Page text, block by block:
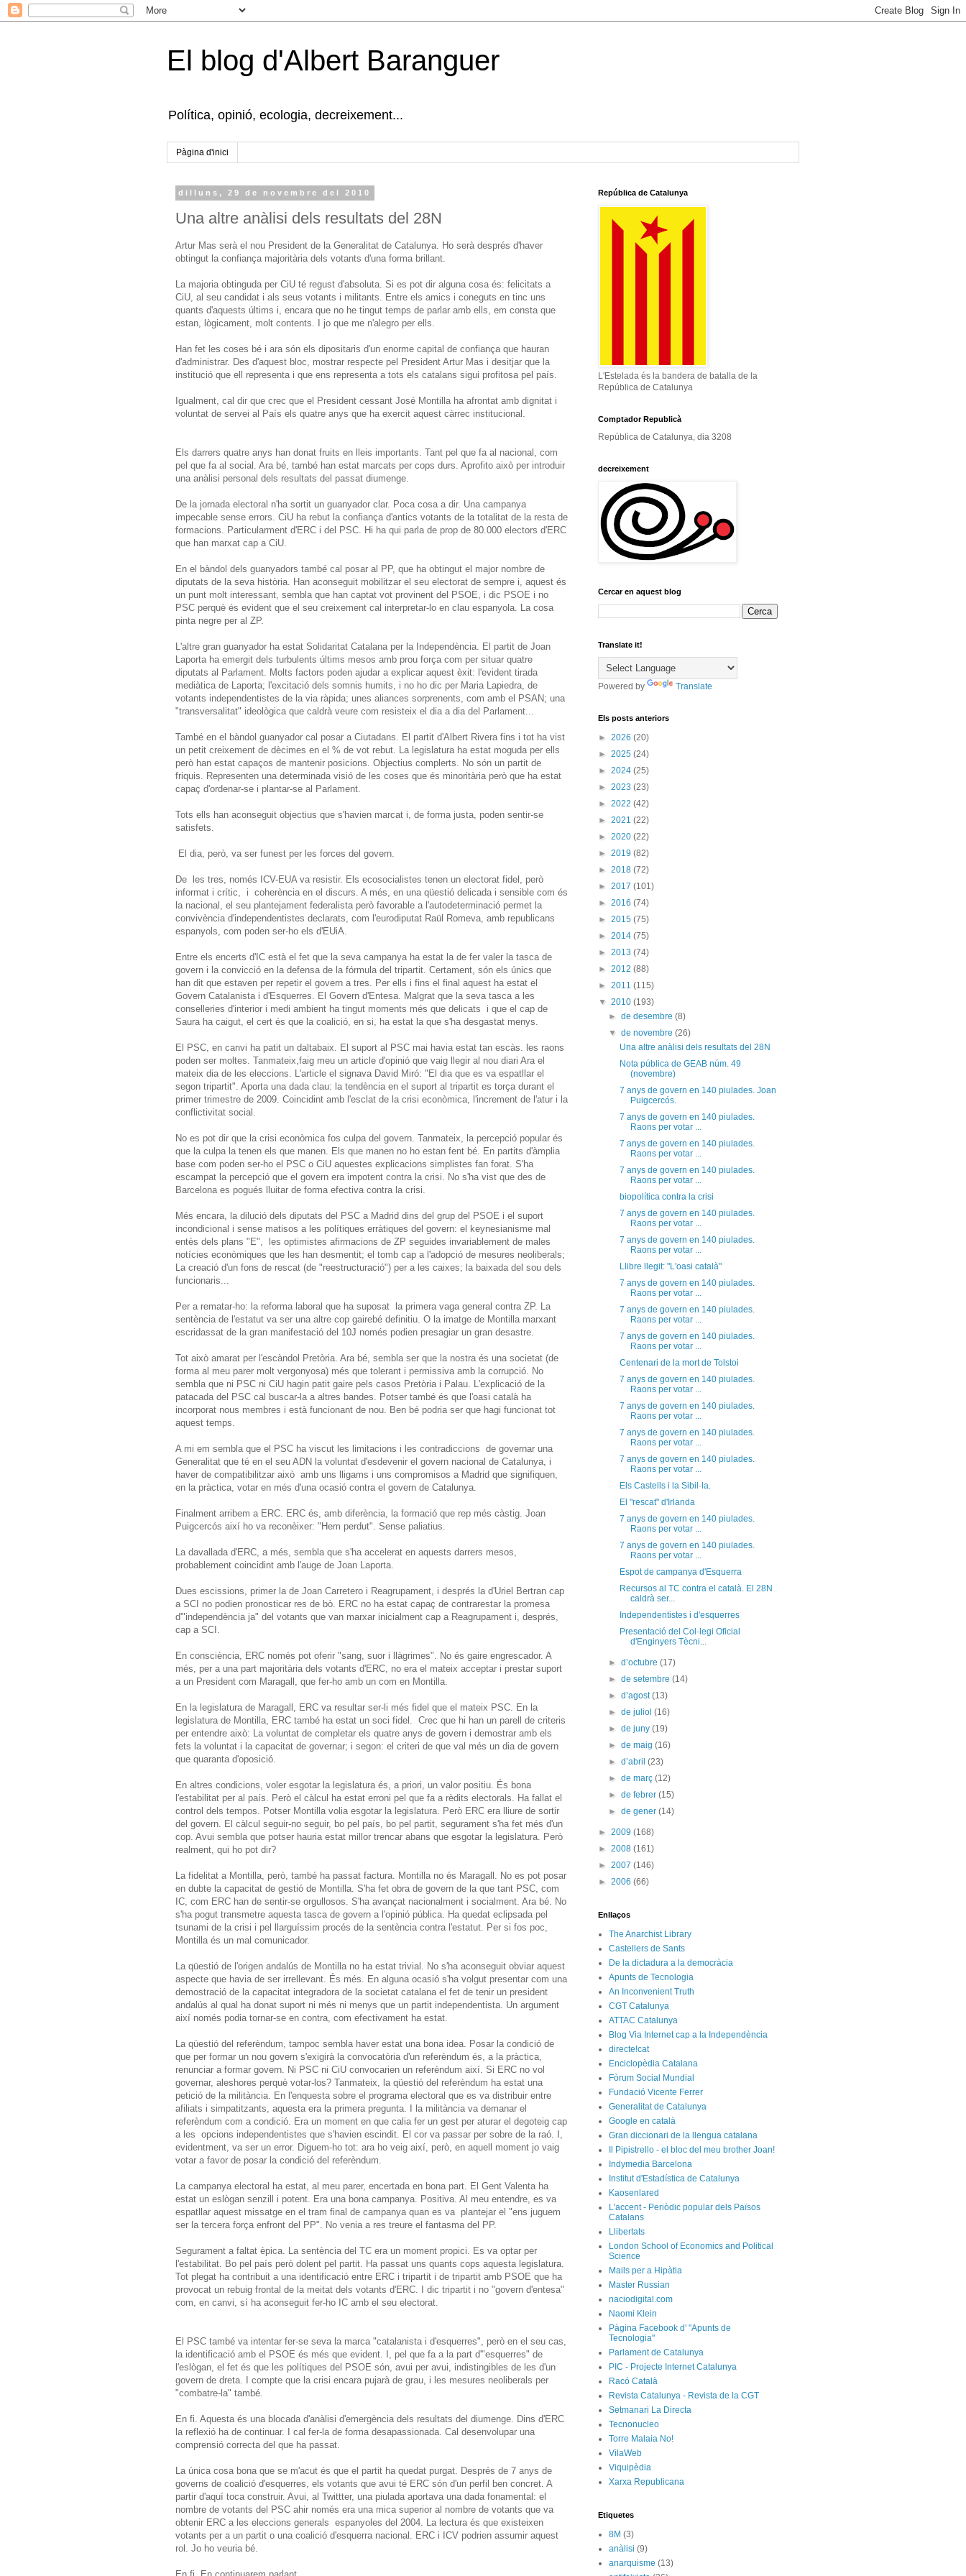
El blog d'Albert Baranguer
Política, opinió, ecologia, decreixement...
Pàgina d'inici
dilluns, 29 de novembre del 2010
Una altre anàlisi dels resultats del 28N
Artur Mas serà el nou President de la Generalitat de Catalunya. Ho serà després d'haver
obtingut la confiança majoritària dels votants d'una forma brillant.
La majoria obtinguda per CiU té regust d'absoluta. Si es pot dir alguna cosa és: felicitats a
CiU, al seu candidat i als seus votants i militants. Entre els amics i coneguts en tinc uns
quants d'aquests últims i, encara que no he tingut temps de parlar amb ells, em consta que
estan, lògicament, molt contents. I jo que me n'alegro per ells.
Han fet les coses bé i ara són els dipositaris d'un enorme capital de confiança que hauran
d'administrar. Des d'aquest bloc, mostrar respecte pel President Artur Mas i desitjar que la
institució que ell representa i que ens representa a tots els catalans sigui profitosa pel país.
Igualment, cal dir que crec que el President cessant José Montilla ha afrontat amb dignitat i
voluntat de servei al País els quatre anys que ha exercit aquest càrrec institucional.
Els darrers quatre anys han donat fruits en lleis importants. Tant pel que fa al nacional, com
pel que fa al social. Ara bé, també han estat marcats per cops durs. Aprofito això per introduir
una anàlisi personal dels resultats del passat diumenge.
De la jornada electoral n'ha sortit un guanyador clar. Poca cosa a dir. Una campanya
impecable sense errors. CiU ha rebut la confiança d'antics votants de la totalitat de la resta de
formacions. Particularment d'ERC i del PSC. Hi ha qui parla de prop de 80.000 electors d'ERC
que han marxat cap a CiU.
En el bàndol dels guanyadors també cal posar al PP, que ha obtingut el major nombre de
diputats de la seva història. Han aconseguit mobilitzar el seu electorat de sempre i, aquest és
un punt molt interessant, sembla que han captat vot provinent del PSOE, i dic PSOE i no
PSC perquè és evident que el seu creixement cal interpretar-lo en clau espanyola. La cosa
pinta negre per al ZP.
L'altre gran guanyador ha estat Solidaritat Catalana per la Independència. El partit de Joan
Laporta ha emergit dels turbulents últims mesos amb prou força com per situar quatre
diputats al Parlament. Molts factors poden ajudar a explicar aquest èxit: l'evident tirada
mediàtica de Laporta; l'excitació dels somnis humits, i no ho dic per Maria Lapiedra, de
votants independentistes de la via ràpida; unes aliances sorprenents, com amb el PSAN; una
"transversalitat" ideològica que caldrà veure com resisteix el dia a dia del Parlament...
També en el bàndol guanyador cal posar a Ciutadans. El partit d'Albert Rivera fins i tot ha vist
un petit creixement de dècimes en el % de vot rebut. La legislatura ha estat moguda per ells
però han estat capaços de mantenir posicions. Objectius complerts. No són un partit de
friquis. Representen una determinada visió de les coses que és minoritària però que ha estat
capaç d'ordenar-se i plantar-se al Parlament.
Tots ells han aconseguit objectius que s'havien marcat i, de forma justa, poden sentir-se
satisfets.
El dia, però, va ser funest per les forces del govern.
De les tres, només ICV-EUA va resistir. Els ecosocialistes tenen un electorat fidel, però
informat i crític, i coherència en el discurs. A més, en una qüestió delicada i sensible com és
la nacional, el seu plantejament federalista però favorable a l'autodeterminació permet la
convivència d'independentistes declarats, com l'eurodiputat Raül Romeva, amb republicans
espanyols, com poden ser-ho els d'EUiA.
Entre els encerts d'IC està el fet que la seva campanya ha estat la de fer valer la tasca de
govern i la convicció en la defensa de la fórmula del tripartit. Certament, són els únics que
han dit que estaven per repetir el govern a tres. Per ells i fins el final aquest ha estat el
Govern Catalanista i d'Esquerres. El Govern d'Entesa. Malgrat que la seva tasca a les
conselleries d'interior i medi ambient ha tingut moments més que delicats i que el cap de
Saura ha caigut, el cert és que la coalició, en si, ha estat la que s'ha desgastat menys.
El PSC, en canvi ha patit un daltabaix. El suport al PSC mai havia estat tan escàs. les raons
poden ser moltes. Tanmateix,faig meu un article d'opinió que vaig llegir al nou diari Ara el
mateix dia de les eleccions. L'article el signava David Miró: "El dia que es va espatllar el
segon tripartit". Aporta una dada clau: la tendència en el suport al tripartit es torça durant el
primer trimestre de 2009. Coincidint amb l'esclat de la crisi econòmica, l'increment de l'atur i la
conflictivitat social.
No es pot dir que la crisi econòmica fos culpa del govern. Tanmateix, la percepció popular és
que la culpa la tenen els que manen. Els que manen no ho estan fent bé. En partits d'àmplia
base com poden ser-ho el PSC o CiU aquestes explicacions simplistes fan forat. S'ha
escampat la percepció que el govern era impotent contra la crisi. No s'ha vist que des de
Barcelona es pogués lluitar de forma efectiva contra la crisi.
Més encara, la dilució dels diputats del PSC a Madrid dins del grup del PSOE i el suport
incondicional i sense matisos a les polítiques erràtiques del govern: el keynesianisme mal
entès dels plans "E", les optimistes afirmacions de ZP seguides invariablement de males
notícies econòmiques que les han desmentit; el tomb cap a l'adopció de mesures neoliberals;
La creació d'un fons de rescat (de "reestructuració") per a les caixes; la baixada del sou dels
funcionaris...
Per a rematar-ho: la reforma laboral que ha suposat la primera vaga general contra ZP. La
sentència de l'estatut va ser una altre cop gairebé definitiu. O la imatge de Montilla marxant
escridassat de la gran manifestació del 10J només podien presagiar un gran desastre.
Tot això amarat per l'escàndol Pretòria. Ara bé, sembla ser que la nostra és una societat (de
forma al meu parer molt vergonyosa) més que tolerant i permissiva amb la corrupció. No
sembla que ni PSC ni CiU hagin patit gaire pels casos Pretòria i Palau. L'explicació de la
patacada del PSC cal buscar-la a altres bandes. Potser també és que l'oasi català ha
incorporat nous membres i està funcionant de nou. Ben bé podria ser que hagi funcionat tot
aquest temps.
A mi em sembla que el PSC ha viscut les limitacions i les contradiccions de governar una
Generalitat que té en el seu ADN la voluntat d'esdevenir el govern nacional de Catalunya, i
haver de compatibilitzar això amb uns lligams i uns compromisos a Madrid que signifiquen,
en la pràctica, votar en més d'una ocasió contra el govern de Catalunya.
Finalment arribem a ERC. ERC és, amb diferència, la formació que rep més càstig. Joan
Puigcercós així ho va reconèixer: "Hem perdut". Sense paliatius.
La davallada d'ERC, a més, sembla que s'ha accelerat en aquests darrers mesos,
probablement coincidint amb l'auge de Joan Laporta.
Dues escissions, primer la de Joan Carretero i Reagrupament, i després la d'Uriel Bertran cap
a SCI no podien pronosticar res de bò. ERC no ha estat capaç de contrarestar la promesa
d'"independència ja" del votants que van marxar inicialment cap a Reagrupament i, després,
cap a SCI.
En consciència, ERC només pot oferir "sang, suor i llàgrimes". No és gaire engrescador. A
més, per a una part majoritària dels votants d'ERC, no era el mateix acceptar i prestar suport
a un President com Maragall, que fer-ho amb un com en Montilla.
En la legislatura de Maragall, ERC va resultar ser-li més fidel que el mateix PSC. En la
legislatura de Montilla, ERC també ha estat un soci fidel. Crec que hi han un parell de criteris
per entendre això: La voluntat de completar els quatre anys de govern i demostrar amb els
fets la voluntat i la capacitat de governar; i segon: el criteri de que val més un dia de govern
que quaranta d'oposició.
En altres condicions, voler esgotar la legislatura és, a priori, un valor positiu. És bona
l'estabilitat per al país. Però el càlcul ha estat erroni pel que fa a rèdits electorals. Ha fallat el
control dels tempos. Potser Montilla volia esgotar la legislatura. Però ERC era lliure de sortir
del govern. El càlcul seguir-no seguir, bo pel país, bo pel partit, segurament s'ha fet més d'un
cop. Avui sembla que potser hauria estat millor trencar abans que esgotar la legislatura. Però
realment, qui ho pot dir?
La fidelitat a Montilla, però, també ha passat factura. Montilla no és Maragall. No es pot posar
en dubte la capacitat de gestió de Montilla. S'ha fet obra de govern de la que tant PSC, com
IC, com ERC han de sentir-se orgullosos. S'ha avançat nacionalment i socialment. Ara bé. No
s'ha pogut transmetre aquesta tasca de govern a l'opinió pública. Ha quedat eclipsada pel
tsunami de la crisi i pel llarguíssim procés de la sentència contra l'estatut. Per si fos poc,
Montilla és un mal comunicador.
La qüestió de l'origen andalús de Montilla no ha estat trivial. No s'ha aconseguit obviar aquest
aspecte que havia de ser irrellevant. És més. En alguna ocasió s'ha volgut presentar com una
demostració de la capacitat integradora de la societat catalana el fet de tenir un president
andalús al qual ha donat suport ni més ni menys que un partit independentista. Un argument
així només podia tornar-se en contra, com efectivament ha estat.
La qüestió del referèndum, tampoc sembla haver estat una bona idea. Posar la condició de
que per formar un nou govern s'exigirà la convocatòria d'un referèndum és, a la pràctica,
renunciar a formar govern. Ni PSC ni CiU convocarien un referèndum així. Si ERC no vol
governar, aleshores perquè votar-los? Tanmateix, la qüestió del referèndum ha estat una
petició de la militància. En l'enquesta sobre el programa electoral que es va distribuir entre
afiliats i simpatitzants, aquesta era la primera pregunta. I la militància va demanar el
referèndum com a condició. Era un moment en que calia fer un gest per aturar el degoteig cap
a les opcions independentistes que s'havien escindit. El cor va passar per sobre de la raó. I,
evidentment, va ser un error. Diguem-ho tot: ara ho veig així, però, en aquell moment jo vaig
votar a favor de posar la condició del referèndum.
La campanya electoral ha estat, al meu parer, encertada en bona part. El Gent Valenta ha
estat un eslògan senzill i potent. Era una bona campanya. Positiva. Al meu entendre, es va
espatllar aquest missatge en el tram final de campanya quan es va plantejar el "ens juguem
ser la tercera força enfront del PP". No venia a res treure el fantasma del PP.
Segurament a faltat èpica. La sentència del TC era un moment propici. Es va optar per
l'estabilitat. Bo pel país però dolent pel partit. Ha passat uns quants cops aquesta legislatura.
Tot plegat ha contribuit a una identificació entre ERC i tripartit i de tripartit amb PSOE que ha
provocat un rebuig frontal de la meitat dels votants d'ERC. I dic tripartit i no "govern d'entesa"
com, en canvi, sí ha aconseguit fer-ho IC amb el seu electorat.
El PSC també va intentar fer-se seva la marca "catalanista i d'esquerres", però en el seu cas,
la identificació amb el PSOE és més que evident. I, pel que fa a la part d'"esquerres" de
l'eslògan, el fet és que les polítiques del PSOE són, avui per avui, indistingibles de les d'un
govern de dreta. I compte que la crisi encara pujarà de grau, i les mesures neoliberals per
"combatre-la" també.
En fi. Aquesta és una blocada d'anàlisi d'emergència dels resultats del diumenge. Dins d'ERC
la reflexió ha de continuar. I cal fer-la de forma desapassionada. Cal desenvolupar una
comprensió correcta del que ha passat.
La única cosa bona que se m'acut és que el partit ha quedat purgat. Després de 7 anys de
governs de coalició d'esquerres, els votants que avui té ERC són d'un perfil ben concret. A
partir d'aquí toca construir. Avui, al Twittter, una piulada aportava una dada fonamental: el
nombre de votants del PSC ahir només era una mica superior al nombre de votants que va
obtenir ERC a les eleccions generals espanyoles del 2004. La lectura és que existeixen
votants per a un partit o una coalició d'esquerra nacional. ERC i ICV podrien assumir aquest
rol. Jo ho veuria bé.
República de Catalunya
L'Estelada és la bandera de batalla de la
República de Catalunya
Comptador Republicà
República de Catalunya, dia 3208
decreixement
Cercar en aquest blog
Translate it!
Powered by Translate
Els posts anteriors
► 2026 (20)
► 2025 (24)
► 2024 (25)
► 2023 (23)
► 2022 (42)
► 2021 (22)
► 2020 (22)
► 2019 (82)
► 2018 (72)
► 2017 (101)
► 2016 (74)
► 2015 (75)
► 2014 (75)
► 2013 (74)
► 2012 (88)
► 2011 (115)
▼ 2010 (193)
►de desembre(8)
▼de novembre(26)
Una altre anàlisi dels resultats del 28N
Nota pública de GEAB núm. 49
(novembre)
7 anys de govern en 140 piulades. Joan
Puigcercós.
7 anys de govern en 140 piulades.
Raons per votar ...
7 anys de govern en 140 piulades.
Raons per votar ...
7 anys de govern en 140 piulades.
Raons per votar ...
biopolítica contra la crisi
7 anys de govern en 140 piulades.
Raons per votar ...
7 anys de govern en 140 piulades.
Raons per votar ...
Llibre llegit: "L'oasi català"
7 anys de govern en 140 piulades.
Raons per votar ...
7 anys de govern en 140 piulades.
Raons per votar ...
7 anys de govern en 140 piulades.
Raons per votar ...
Centenari de la mort de Tolstoi
7 anys de govern en 140 piulades.
Raons per votar ...
7 anys de govern en 140 piulades.
Raons per votar ...
7 anys de govern en 140 piulades.
Raons per votar ...
7 anys de govern en 140 piulades.
Raons per votar ...
Els Castells i la Sibil·la.
El "rescat" d'Irlanda
7 anys de govern en 140 piulades.
Raons per votar ...
7 anys de govern en 140 piulades.
Raons per votar ...
Espot de campanya d'Esquerra
Recursos al TC contra el català. El 28N
caldrà ser...
Independentistes i d'esquerres
Presentació del Col·legi Oficial
d'Enginyers Tècni...
►d’octubre(17)
►de setembre(14)
►d’agost(13)
►de juliol(16)
►de juny(19)
►de maig(16)
►d’abril(23)
►de març(12)
►de febrer(15)
►de gener(14)
► 2009 (168)
► 2008 (161)
► 2007 (146)
► 2006 (66)
Enllaços
The Anarchist Library
Castellers de Sants
De la dictadura a la democràcia
Apunts de Tecnologia
An Inconvenient Truth
CGT Catalunya
ATTAC Catalunya
Blog Via Internet cap a la Independència
directe!cat
Enciclopèdia Catalana
Fòrum Social Mundial
Fundació Vicente Ferrer
Generalitat de Catalunya
Google en català
Gran diccionari de la llengua catalana
Il Pipistrello - el bloc del meu brother Joan!
Indymedia Barcelona
Institut d'Estadística de Catalunya
Kaosenlared
L'accent - Periòdic popular dels Països
Catalans
Llibertats
London School of Economics and Political
Science
Mails per a Hipàtia
Master Russian
naciodigital.com
Naomi Klein
Pàgina Facebook d' "Apunts de
Tecnologia"
Parlament de Catalunya
PIC - Projecte Internet Catalunya
Racó Català
Revista Catalunya - Revista de la CGT
Setmanari La Directa
Tecnonucleo
Torre Malaia No!
VilaWeb
Viquipèdia
Xarxa Republicana
Etiquetes
8M (3)
anàlisi (9)
anarquisme (13)